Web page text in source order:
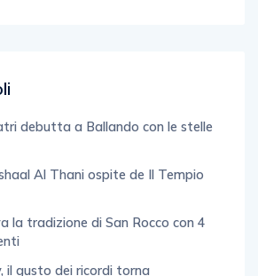
debutta a Ballando con le stelle
Al Thani ospite de Il Tempio
la tradizione di San Rocco con 4
il gusto dei ricordi torna